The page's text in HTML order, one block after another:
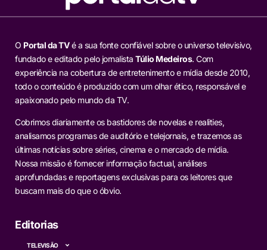
O Portal da TVé a sua fonte confiável sobre o universo televisivo,
fundado e editado pelo jornalista Túlio Medeiros. Com
experiência na cobertura de entretenimento e mídia desde 2010,
todo o conteúdo é produzido com um olhar ético, responsável e
apaixonado pelo mundo da TV.
Cobrimos diariamente os bastidores de novelas e realities,
analisamos programas de auditório e telejornais, e trazemos as
últimas notícias sobre séries, cinema e o mercado de mídia.
Nossa missão é fornecer informação factual, análises
aprofundadas e reportagens exclusivas para os leitores que
buscam mais do que o óbvio.
Editorias
TELEVISÃO